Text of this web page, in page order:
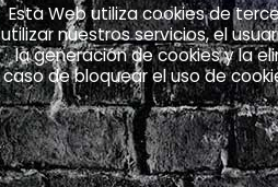
Esta Web utiliza cookies de
utilizar nuestros servicios, el
la generación de cookies y la
caso de bloquear el uso de